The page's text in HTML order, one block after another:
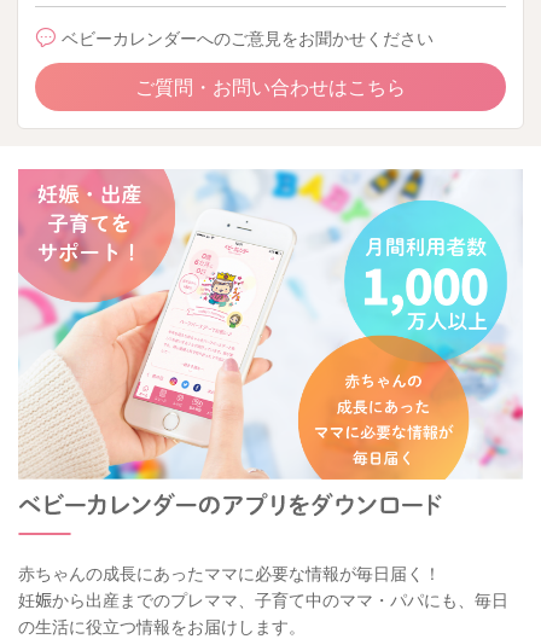
ベビーカレンダーへのご意見をお聞かせください
ご質問・お問い合わせはこちら
赤ちゃんの成長にあったママに必要な情報が毎日届く！
妊娠から出産までのプレママ、子育て中のママ・パパにも、毎日
の生活に役立つ情報をお届けします。